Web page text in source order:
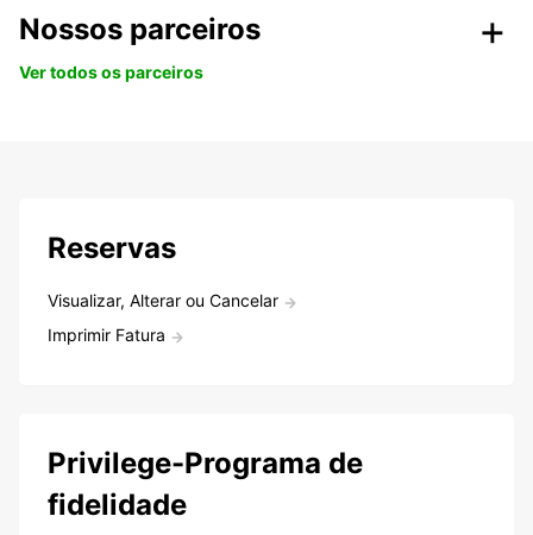
Nossos parceiros
Ver todos os parceiros
Reservas
Visualizar, Alterar ou Cancelar
Imprimir Fatura
Privilege-Programa de
fidelidade